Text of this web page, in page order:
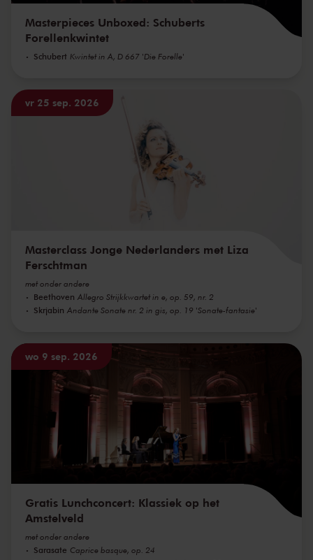
Masterpieces Unboxed: Schuberts
Forellenkwintet
Schubert Kwintet in A, D 667 'Die Forelle'
vr 25 sep. 2026
Masterclass Jonge Nederlanders met Liza
Ferschtman
met onder andere
Beethoven Allegro Strijkkwartet in e, op. 59, nr. 2
Skrjabin Andante Sonate nr. 2 in gis, op. 19 'Sonate-fantasie'
wo 9 sep. 2026
Gratis Lunchconcert: Klassiek op het
Amstelveld
met onder andere
Sarasate Caprice basque, op. 24